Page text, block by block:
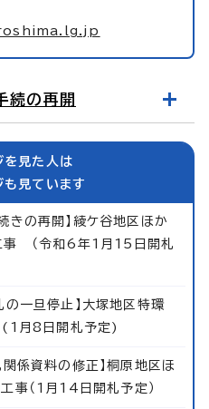
続の再開
を見た人は
も見ています
きの再開】綾ケ谷地区ほか
（令和6年1月15日開札
一旦停止】大塚地区特環
月8日開札予定)
係資料の修正】桐原地区ほ
事（1月14日開札予定）